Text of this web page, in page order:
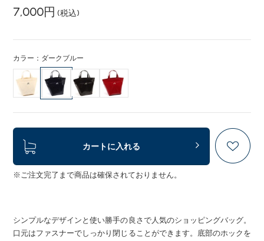
7,000円 (税込)
カラー：ダークブルー
カートに入れる
※ご注文完了まで商品は確保されておりません。
シンプルなデザインと使い勝手の良さで人気のショッピングバッグ。
口元はファスナーでしっかり閉じることができます。底部のホックを